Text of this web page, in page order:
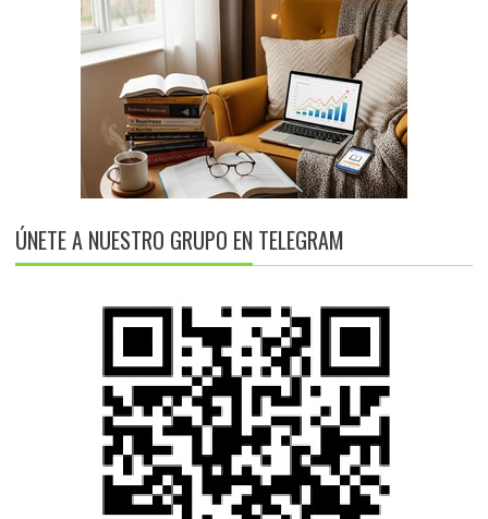
ÚNETE A NUESTRO GRUPO EN TELEGRAM